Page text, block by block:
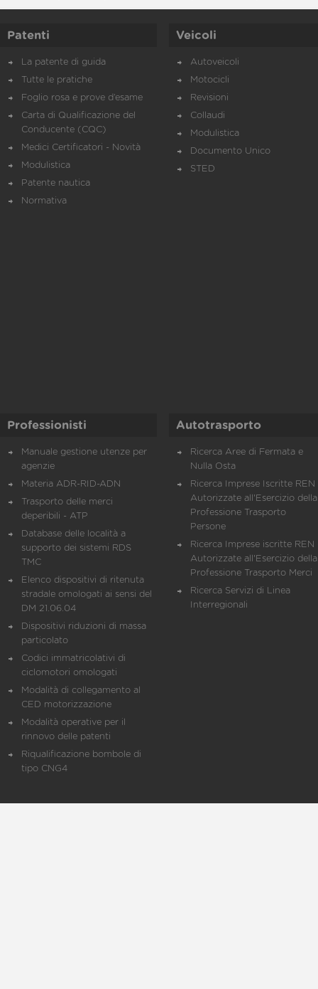
Patenti
La patente di guida
Tutte le pratiche
Foglio rosa e prove d’esame
Carta di Qualificazione del
Conducente (CQC)
Medici Certificatori - Novità
Modulistica
Patente nautica
Normativa
Veicoli
Autoveicoli
Motocicli
Revisioni
Collaudi
Modulistica
Documento Unico
STED
Professionisti
Manuale gestione utenze per
agenzie
Materia ADR-RID-ADN
Trasporto delle merci
deperibili - ATP
Database delle località a
supporto dei sistemi RDS
TMC
Elenco dispositivi di ritenuta
stradale omologati ai sensi del
DM 21.06.04
Dispositivi riduzioni di massa
particolato
Codici immatricolativi di
ciclomotori omologati
Modalità di collegamento al
CED motorizzazione
Modalità operative per il
rinnovo delle patenti
Riqualificazione bombole di
tipo CNG4
Autotrasporto
Ricerca Aree di Fermata e
Nulla Osta
Ricerca Imprese Iscritte REN
Autorizzate all'Esercizio della
Professione Trasporto
Persone
Ricerca Imprese iscritte REN
Autorizzate all'Esercizio della
Professione Trasporto Merci
Ricerca Servizi di Linea
Interregionali